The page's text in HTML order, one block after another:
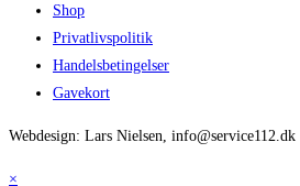
Shop
Privatlivspolitik
Handelsbetingelser
Gavekort
Webdesign: Lars Nielsen, info@service112.dk
×